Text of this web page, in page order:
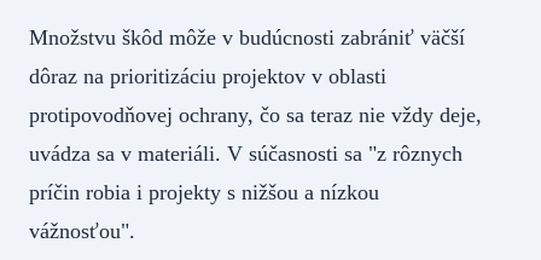
Množstvu škôd môže v budúcnosti zabrániť väčší
dôraz na prioritizáciu projektov v oblasti
protipovodňovej ochrany, čo sa teraz nie vždy deje,
uvádza sa v materiáli. V súčasnosti sa "z rôznych
príčin robia i projekty s nižšou a nízkou
vážnosťou".